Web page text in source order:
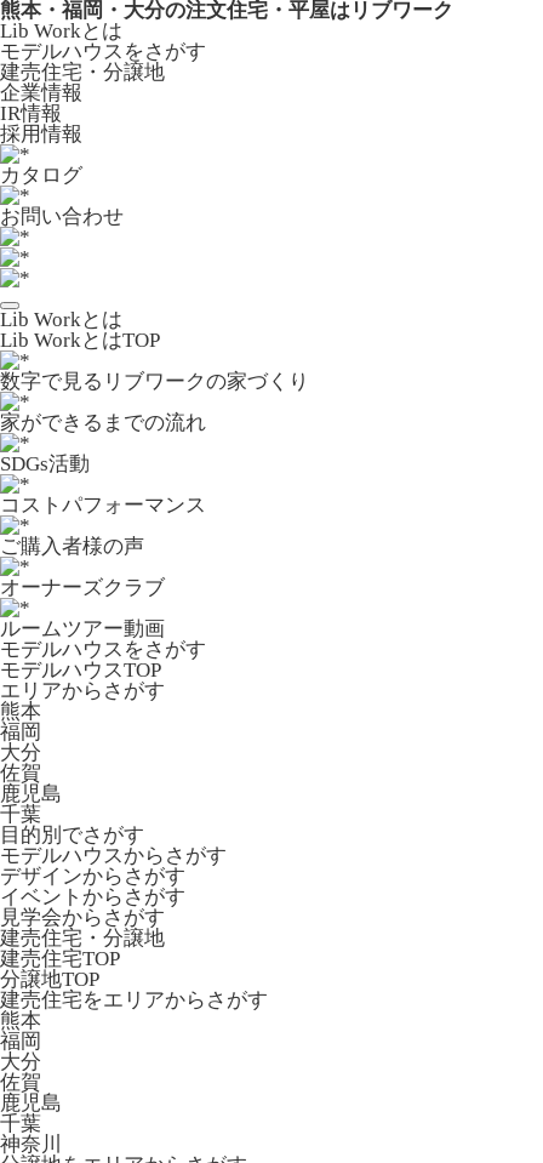
熊本・福岡・大分の注文住宅・平屋はリブワーク
Lib Workとは
モデルハウスをさがす
建売住宅・分譲地
企業情報
IR情報
採用情報
カタログ
お問い合わせ
Lib Workとは
Lib WorkとはTOP
数字で⾒るリブワークの家づくり
家ができるまでの流れ
SDGs活動
コストパフォーマンス
ご購入者様の声
オーナーズクラブ
ルームツアー動画
モデルハウスをさがす
モデルハウスTOP
エリアからさがす
熊本
福岡
大分
佐賀
鹿児島
千葉
目的別でさがす
モデルハウスからさがす
デザインからさがす
イベントからさがす
見学会からさがす
建売住宅・分譲地
建売住宅TOP
分譲地TOP
建売住宅をエリアからさがす
熊本
福岡
大分
佐賀
鹿児島
千葉
神奈川